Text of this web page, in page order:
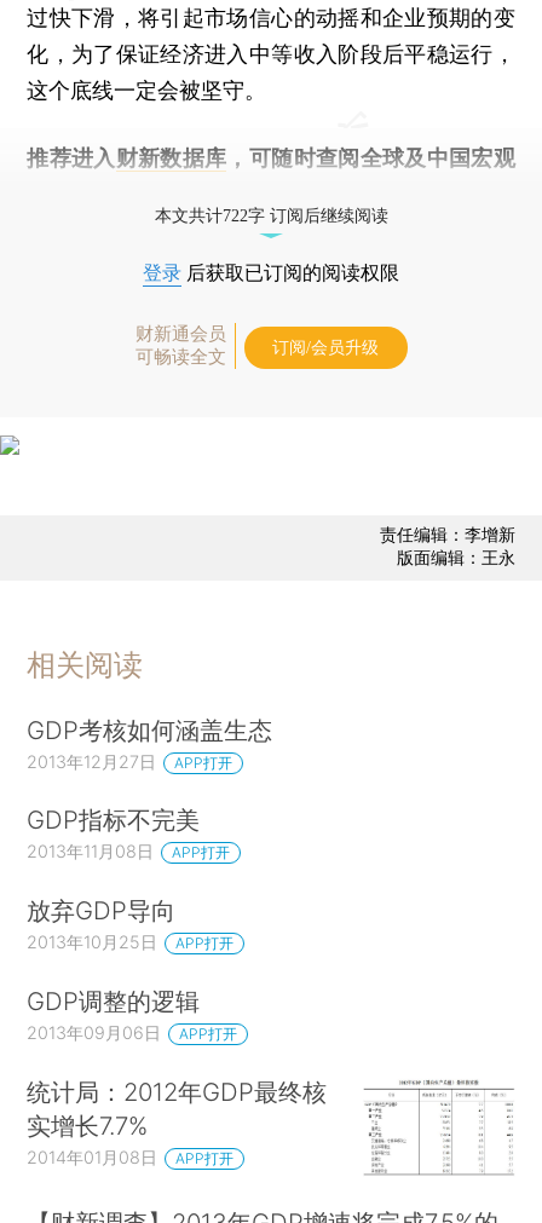
过快下滑，将引起市场信心的动摇和企业预期的变
化，为了保证经济进入中等收入阶段后平稳运行，
这个底线一定会被坚守。
推荐进入 财新数据库 ，可随时查阅全球及中国宏观
本文共计722字 订阅后继续阅读
登录 后获取已订阅的阅读权限
财新通会员
可畅读全文
订阅/会员升级
责任编辑：李增新
版面编辑：王永
相关阅读
GDP考核如何涵盖生态
2013年12月27日 APP打开
GDP指标不完美
2013年11月08日 APP打开
放弃GDP导向
2013年10月25日 APP打开
GDP调整的逻辑
2013年09月06日 APP打开
统计局：2012年GDP最终核
实增长7.7%
2014年01月08日 APP打开